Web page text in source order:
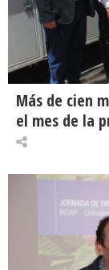
Más de cien
el mes de la